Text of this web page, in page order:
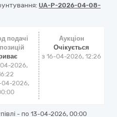
UA-P-2026-04-08-
подачі
2026,
04-2026,
Аукціон
Очікується
з16-04-2026, 12:26
- по 13-04-2026, 00:00